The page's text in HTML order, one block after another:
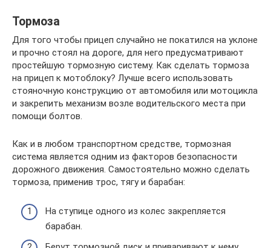
Тормоза
Для того чтобы прицеп случайно не покатился на уклоне
и прочно стоял на дороге, для него предусматривают
простейшую тормозную систему. Как сделать тормоза
на прицеп к мотоблоку? Лучше всего использовать
стояночную конструкцию от автомобиля или мотоцикла
и закрепить механизм возле водительского места при
помощи болтов.
Как и в любом транспортном средстве, тормозная
система является одним из факторов безопасности
дорожного движения. Самостоятельно можно сделать
тормоза, применив трос, тягу и барабан:
На ступице одного из колес закрепляется
барабан.